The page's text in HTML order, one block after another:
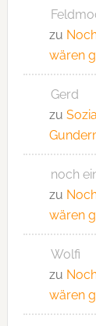
zu
wären
Gerd
zu
noch
zu
wären
Wolfi
zu
wären